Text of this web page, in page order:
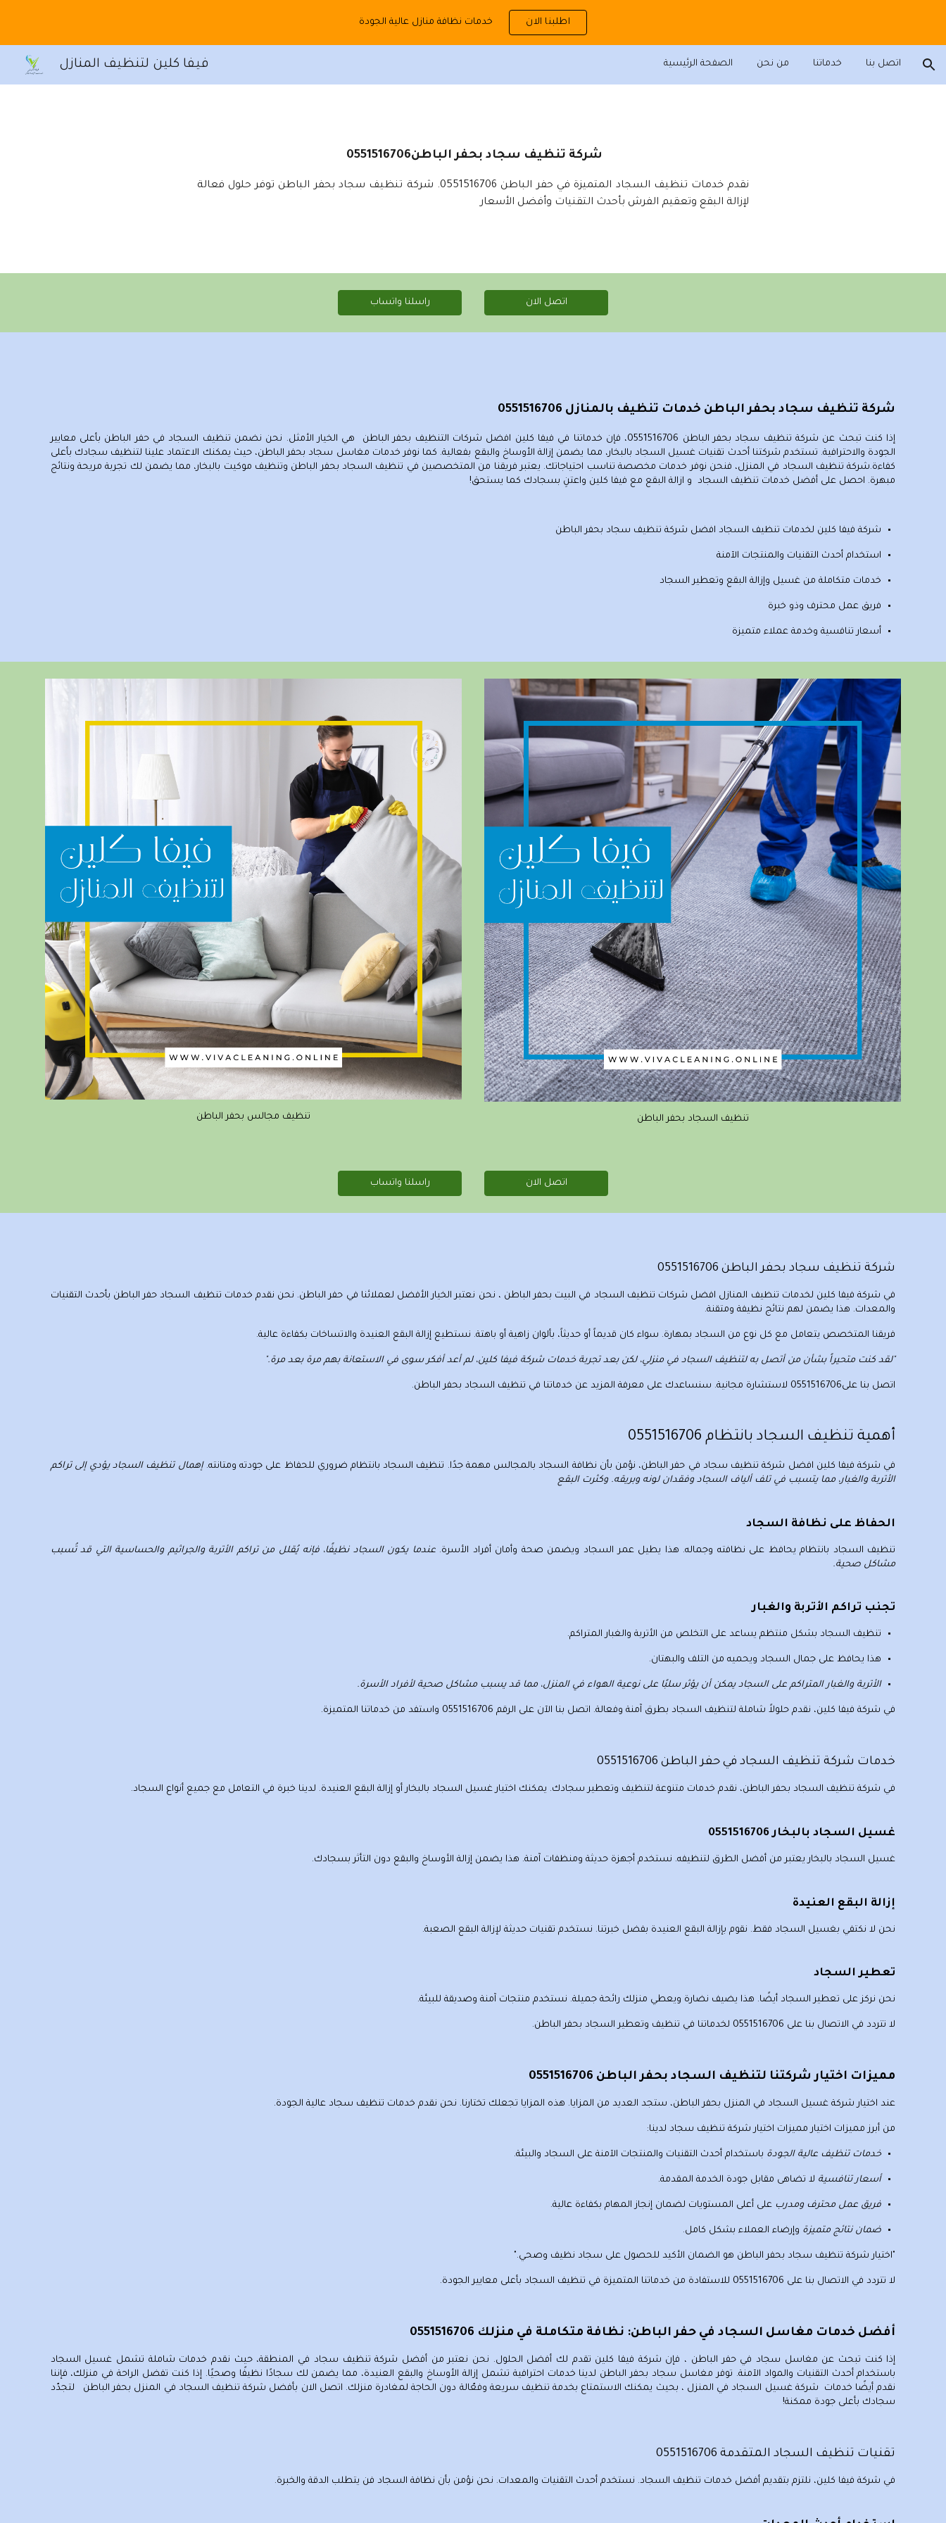
Skip to main content Skip to navigation خدمات نظافة منازل عالية الجودة اطلبنا الان
فيفا كلين لتنظيف المنازل الصفحة الرئيسية من نحن خدماتنا اتصل بنا
0551516706شركة تنظيف سجاد بحفر الباطن
نقدم خدمات تنظيف السجاد المتميزة في حفر الباطن 0551516706. شركة تنظيف سجاد بحفر الباطن توفر حلول فعالة
لإزالة البقع وتعقيم الفرش بأحدث التقنيات وأفضل الأسعار
راسلنا واتساب اتصل الان
شركة تنظيف سجاد بحفر الباطن خدمات تنظيف بالمنازل 0551516706
إذا كنت تبحث عن شركة تنظيف سجاد بحفر الباطن 0551516706، فإن خدماتنا في فيفا كلين افضل شركات التنظيف بحفر الباطن هي الخيار الأمثل. نحن نضمن تنظيف السجاد في حفر الباطن بأعلى معايير
الجودة والاحترافية. تستخدم شركتنا أحدث تقنيات غسيل السجاد بالبخار، مما يضمن إزالة الأوساخ والبقع بفعالية. كما نوفر خدمات مغاسل سجاد بحفر الباطن، حيث يمكنك الاعتماد علينا لتنظيف سجادك بأعلى
كفاءة.شركة تنظيف السجاد في المنزل، فنحن نوفر خدمات مخصصة تناسب احتياجاتك. يعتبر فريقنا من المتخصصين في تنظيف السجاد بحفر الباطن وتنظيف موكيت بالبخار، مما يضمن لك تجربة مريحة ونتائج
مبهرة. احصل على أفضل خدمات تنظيف السجاد و ازالة البقع مع فيفا كلين واعتنِ بسجادك كما يستحق!
شركة فيفا كلين لخدمات تنظيف السجادافضل شركة تنظيف سجاد بحفر الباطن
استخدام أحدث التقنيات والمنتجات الآمنة
خدمات متكاملة من غسيل وإزالة البقع وتعطير السجاد
فريق عمل محترف وذو خبرة
أسعار تنافسية وخدمة عملاء متميزة
تنظيف مجالس بحفر الباطن تنظيف السجاد بحفر الباطن
راسلنا واتساب اتصل الان
شركة تنظيف سجاد بحفر الباطن 0551516706
في شركة فيفا كلين لخدمات تنظيف المنازل افضل شركات تنظيف السجاد في البيت بحفر الباطن ، نحن نعتبر الخيار الأفضل لعملائنا في حفر الباطن. نحن نقدم خدمات تنظيف السجاد حفر الباطن بأحدث التقنيات
والمعدات. هذا يضمن لهم نتائج نظيفة ومتقنة.
فريقنا المتخصص يتعامل مع كل نوع من السجاد بمهارة. سواء كان قديماً أو حديثاً، بألوان زاهية أو باهتة. نستطيع إزالة البقع العنيدة والاتساخات بكفاءة عالية.
"لقد كنت متحيراً بشأن من أتصل به لتنظيف السجاد في منزلي، لكن بعد تجربة خدمات شركة فيفا كلين، لم أعد أفكر سوى في الاستعانة بهم مرة بعد مرة."
اتصل بنا على0551516706لاستشارة مجانية. سنساعدك على معرفة المزيد عن خدماتنا في تنظيف السجاد بحفر الباطن.
أهمية تنظيف السجاد بانتظام 0551516706
في شركة فيفا كلين افضل شركة تنظيف سجاد في حفر الباطن، نؤمن بأن نظافة السجاد بالمجالس مهمة جدًا. تنظيف السجاد بانتظامضروري للحفاظ على جودته ومتانته.إهمال تنظيف السجاد يؤدي إلى تراكم
الأتربة والغبار، مما يتسبب في تلف ألياف السجاد وفقدان لونه وبريقه. وكثرت البقع
الحفاظ على نظافة السجاد
تنظيف السجاد بانتظاميحافظ على نظافته وجماله. هذا يطيل عمر السجاد ويضمن صحة وأمان أفراد الأسرة.عندما يكون السجاد نظيفًا، فإنه يُقلل من تراكم الأتربة والجراثيم والحساسية التي قد تُسبب
مشاكل صحية.
تجنب تراكم الأتربة والغبار
تنظيف السجادبشكل منتظم يساعد على التخلص من الأتربة والغبار المتراكم.
هذا يحافظ على جمال السجاد ويحميه من التلف والبهتان.
الأتربة والغبار المتراكم على السجاد يمكن أن يؤثر سلبًا على نوعية الهواء في المنزل، مما قد يسبب مشاكل صحية لأفراد الأسرة.
في شركة فيفا كلين، نقدم حلولاً شاملة لتنظيف السجاد بطرق آمنة وفعالة. اتصل بنا الآن على الرقم 0551516706واستفد من خدماتنا المتميزة.
خدمات شركة تنظيف السجاد في حفر الباطن 0551516706
في شركة تنظيف السجاد بحفر الباطن، نقدم خدمات متنوعة لتنظيف وتعطير سجادك. يمكنك اختيارغسيل السجاد بالبخارأو إزالة البقع العنيدة. لدينا خبرة في التعامل مع جميع أنواع السجاد.
غسيل السجاد بالبخار 0551516706
غسيل السجاد بالبخاريعتبر من أفضل الطرق لتنظيفه. نستخدم أجهزة حديثة ومنظفات آمنة. هذا يضمن إزالة الأوساخ والبقع دون التأثر بسجادك.
إزالة البقع العنيدة
نحن لا نكتفي بغسيل السجاد فقط. نقوم بإزالة البقع العنيدة بفضل خبرتنا. نستخدم تقنيات حديثة لإزالة البقع الصعبة.
تعطير السجاد
نحن نركز على تعطير السجادأيضًا. هذا يضيف نضارة ويعطي منزلك رائحة جميلة. نستخدم منتجات آمنة وصديقة للبيئة.
لا تتردد في الاتصال بنا على 0551516706لخدماتنا في تنظيف وتعطير السجاد بحفر الباطن.
مميزات اختيار شركتنا لتنظيف السجاد بحفر الباطن 0551516706
عند اختيار شركة غسيل السجاد في المنزل بحفر الباطن، ستجد العديد من المزايا. هذه المزايا تجعلك تختارنا. نحن نقدم خدمات تنظيف سجاد عالية الجودة.
من أبرز مميزات اختيار مميزات اختيار شركة تنظيف سجادلدينا:
خدمات تنظيف عالية الجودة باستخدام أحدث التقنيات والمنتجات الآمنة على السجاد والبيئة.
أسعار تنافسية لا تضاهى مقابل جودة الخدمة المقدمة.
فريق عمل محترف ومدرب على أعلى المستويات لضمان إنجاز المهام بكفاءة عالية.
ضمان نتائج متميزة وإرضاء العملاء بشكل كامل.
"اختيار شركة تنظيف سجاد بحفر الباطن هو الضمان الأكيد للحصول على سجاد نظيف وصحي."
لا تتردد في الاتصال بنا على 0551516706للاستفادة من خدماتنا المتميزة في تنظيف السجاد بأعلى معايير الجودة.
أفضل خدمات مغاسل السجاد في حفر الباطن: نظافة متكاملة في منزلك 0551516706
إذا كنت تبحث عن مغاسل سجاد في حفر الباطن ، فإن شركة فيفا كلين تقدم لك أفضل الحلول. نحن نعتبر من أفضل شركة تنظيف سجاد في المنطقة، حيث نقدم خدمات شاملة تشمل غسيل السجاد
باستخدام أحدث التقنيات والمواد الآمنة. توفر مغاسل سجاد بحفر الباطن لدينا خدمات احترافية تشمل إزالة الأوساخ والبقع العنيدة، مما يضمن لك سجادًا نظيفًا وصحيًا. إذا كنت تفضل الراحة في منزلك، فإننا
نقدم أيضًا خدمات شركة غسيل السجاد في المنزل ، بحيث يمكنك الاستمتاع بخدمة تنظيف سريعة وفعّالة دون الحاجة لمغادرة منزلك. اتصل الان بأفضل شركة تنظيف السجاد في المنزل بحفر الباطن لتجدّد
سجادك بأعلى جودة ممكنة!
تقنيات تنظيف السجاد المتقدمة 0551516706
في شركة فيفا كلين، نلتزم بتقديم أفضل خدمات تنظيف السجاد. نستخدم أحدث التقنيات والمعدات. نحن نؤمن بأن نظافة السجاد فن يتطلب الدقة والخبرة.